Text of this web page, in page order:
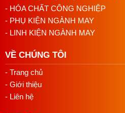
Hoạt Động Mát, Tiếng Ồn
Máy hoạt động mát mẻ,
tuổi thọ cao.
Ưu điểm bộ cấp
- Bỏ qua thao tác đưa cúc vào
- Tiết kiệm thời gian, nhanh gấp
- HÓA CHẤT CÔNG NGHIỆP
- PHỤ KIỆN NGÀNH MAY
- LINH KIỆN NGÀNH MAY
VỀ CHÚNG TÔI
- Trang chủ
- Giới thiệu
- Liên hệ